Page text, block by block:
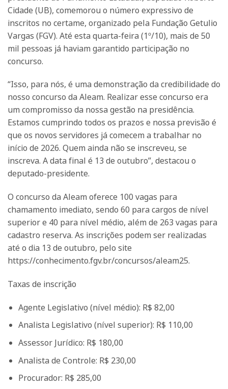
Cidade (UB), comemorou o número expressivo de
inscritos no certame, organizado pela Fundação Getulio
Vargas (FGV). Até esta quarta-feira (1º/10), mais de 50
mil pessoas já haviam garantido participação no
concurso.
“Isso, para nós, é uma demonstração da credibilidade do
nosso concurso da Aleam. Realizar esse concurso era
um compromisso da nossa gestão na presidência.
Estamos cumprindo todos os prazos e nossa previsão é
que os novos servidores já comecem a trabalhar no
início de 2026. Quem ainda não se inscreveu, se
inscreva. A data final é 13 de outubro”, destacou o
deputado-presidente.
O concurso da Aleam oferece 100 vagas para
chamamento imediato, sendo 60 para cargos de nível
superior e 40 para nível médio, além de 263 vagas para
cadastro reserva. As inscrições podem ser realizadas
até o dia 13 de outubro, pelo site
https://conhecimento.fgv.br/concursos/aleam25.
Taxas de inscrição
Agente Legislativo (nível médio): R$ 82,00
Analista Legislativo (nível superior): R$ 110,00
Assessor Jurídico: R$ 180,00
Analista de Controle: R$ 230,00
Procurador: R$ 285,00